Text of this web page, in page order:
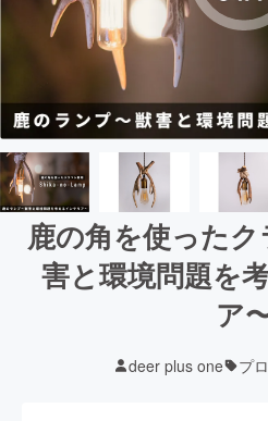
鹿の角を使った
害と環境問題を
ア
deer plus one プ